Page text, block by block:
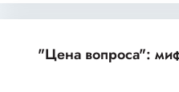
"Цена вопроса":